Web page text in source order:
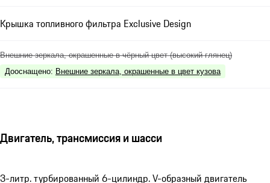
Крышка топливного фильтра Exclusive Design
Внешние зеркала, окрашенные в чёрный цвет (высокий глянец)
Дооснащено: Внешние зеркала, окрашенные в цвет кузова
Двигатель, трансмиссия и шасси
3-литр. турбированный 6-цилиндр. V-образный двигатель